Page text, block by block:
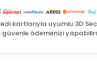
kartlarıyla uyumlu 3D
güvenle ödemenizi